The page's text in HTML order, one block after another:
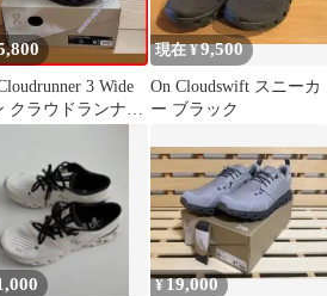
3 Wide
クラウドランナー
現在 ¥9,500
On Cloudswift スニーカ
ー ブラック
¥19,000